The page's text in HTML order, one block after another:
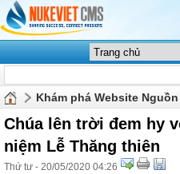
Khám phá Website Nguồn
Chúa lên trời đem hy
niệm Lễ Thăng thiên
Thứ tư - 20/05/2020 04:26